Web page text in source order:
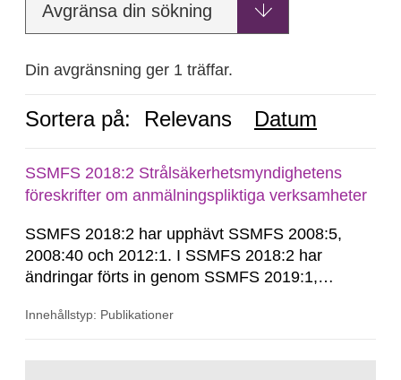
Avgränsa din sökning
Din avgränsning ger 1 träffar.
Sortera på: Relevans Datum
SSMFS 2018:2 Strålsäkerhetsmyndighetens
föreskrifter om anmälningspliktiga verksamheter
SSMFS 2018:2 har upphävt SSMFS 2008:5,
2008:40 och 2012:1. I SSMFS 2018:2 har
ändringar förts in genom SSMFS 2019:1,
Innehållstyp: Publikationer